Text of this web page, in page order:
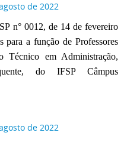
de 2022
n° 0012, de 14 de fevereiro
para a função de Professores
Técnico em Administração,
do IFSP Câmpus
de 2022